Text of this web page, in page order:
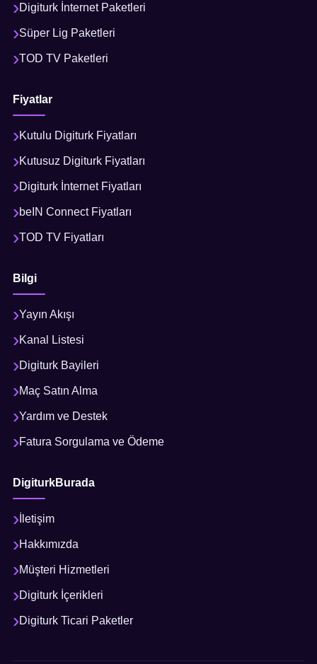
Digiturk İnternet Paketleri
Süper Lig Paketleri
TOD TV Paketleri
Fiyatlar
Kutulu Digiturk Fiyatları
Kutusuz Digiturk Fiyatları
Digiturk İnternet Fiyatları
beIN Connect Fiyatları
TOD TV Fiyatları
Bilgi
Yayın Akışı
Kanal Listesi
Digiturk Bayileri
Maç Satın Alma
Yardım ve Destek
Fatura Sorgulama ve Ödeme
DigiturkBurada
İletişim
Hakkımızda
Müşteri Hizmetleri
Digiturk İçerikleri
Digiturk Ticari Paketler